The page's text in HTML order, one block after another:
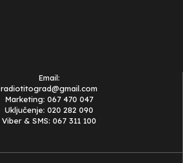
Email:
radiotitograd@gmail.com
Marketing: 067 470 047
Uključenje: 020 282 090
Viber & SMS: 067 311 100